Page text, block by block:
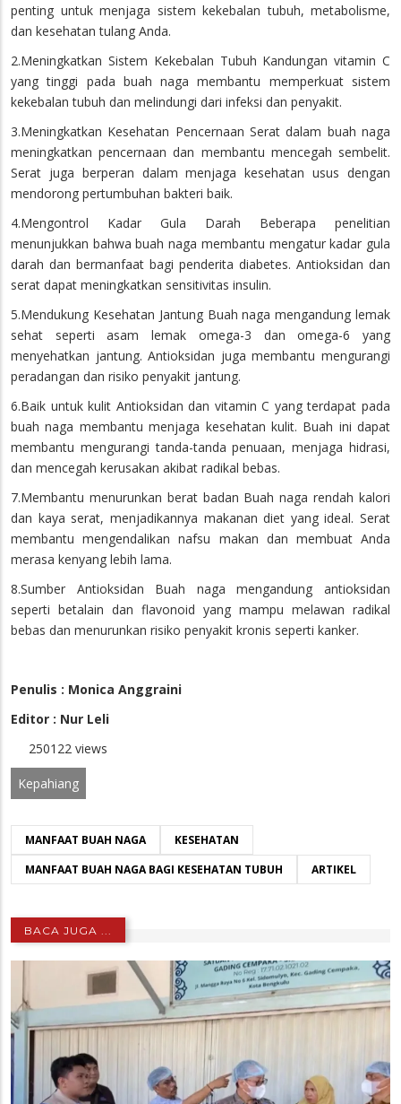
penting untuk menjaga sistem kekebalan tubuh, metabolisme,
dan kesehatan tulang Anda.
2.Meningkatkan Sistem Kekebalan Tubuh Kandungan vitamin C
yang tinggi pada buah naga membantu memperkuat sistem
kekebalan tubuh dan melindungi dari infeksi dan penyakit.
3.Meningkatkan Kesehatan Pencernaan Serat dalam buah naga
meningkatkan pencernaan dan membantu mencegah sembelit.
Serat juga berperan dalam menjaga kesehatan usus dengan
mendorong pertumbuhan bakteri baik.
4.Mengontrol Kadar Gula Darah Beberapa penelitian
menunjukkan bahwa buah naga membantu mengatur kadar gula
darah dan bermanfaat bagi penderita diabetes. Antioksidan dan
serat dapat meningkatkan sensitivitas insulin.
5.Mendukung Kesehatan Jantung Buah naga mengandung lemak
sehat seperti asam lemak omega-3 dan omega-6 yang
menyehatkan jantung. Antioksidan juga membantu mengurangi
peradangan dan risiko penyakit jantung.
6.Baik untuk kulit Antioksidan dan vitamin C yang terdapat pada
buah naga membantu menjaga kesehatan kulit. Buah ini dapat
membantu mengurangi tanda-tanda penuaan, menjaga hidrasi,
dan mencegah kerusakan akibat radikal bebas.
7.Membantu menurunkan berat badan Buah naga rendah kalori
dan kaya serat, menjadikannya makanan diet yang ideal. Serat
membantu mengendalikan nafsu makan dan membuat Anda
merasa kenyang lebih lama.
8.Sumber Antioksidan Buah naga mengandung antioksidan
seperti betalain dan flavonoid yang mampu melawan radikal
bebas dan menurunkan risiko penyakit kronis seperti kanker.
Penulis : Monica Anggraini
Editor : Nur Leli
250122 views
Kepahiang
MANFAAT BUAH NAGA
KESEHATAN
MANFAAT BUAH NAGA BAGI KESEHATAN TUBUH
ARTIKEL
BACA JUGA ...